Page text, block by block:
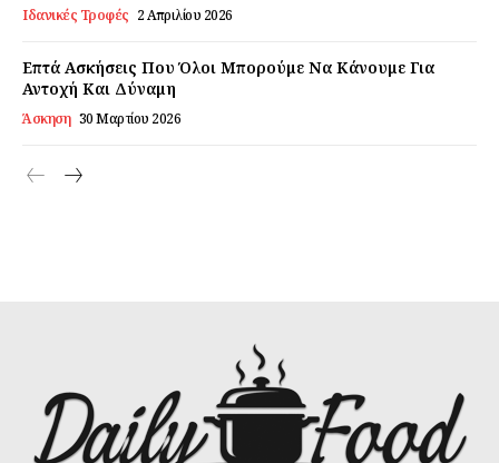
Επικοινωνία
Ιδανικές Τροφές 2 Απριλίου 2026
Επτά Ασκήσεις Που Όλοι Μπορούμε Να Κάνουμε Για
Αντοχή Και Δύναμη
Άσκηση 30 Μαρτίου 2026